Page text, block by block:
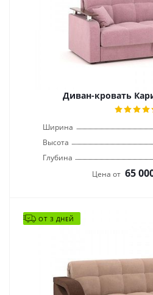
Диван-кровать
Ширина
Высота
Глубина
Цена от 65
ОТ 3 ДНЕЙ